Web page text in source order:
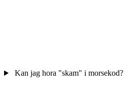
Kan jag hora "skam" i morsekod?